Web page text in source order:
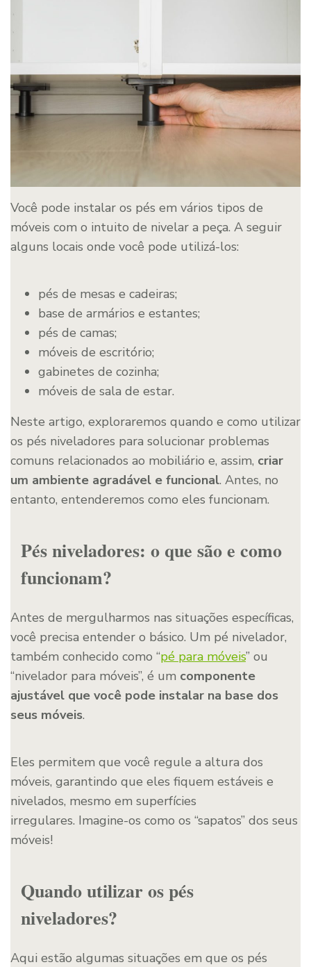
Você pode instalar os pés em vários tipos de
móveis com o intuito de nivelar a peça. A seguir
alguns locais onde você pode utilizá-los:
pés de mesas e cadeiras;
base de armários e estantes;
pés de camas;
móveis de escritório;
gabinetes de cozinha;
móveis de sala de estar.
Neste artigo, exploraremos quando e como utilizar
os pés niveladores para solucionar problemas
comuns relacionados ao mobiliário e, assim, criar
um ambiente agradável e funcional. Antes, no
entanto, entenderemos como eles funcionam.
Pés niveladores: o que são e como
funcionam?
Antes de mergulharmos nas situações específicas,
você precisa entender o básico. Um pé nivelador,
também conhecido como “pé para móveis” ou
“nivelador para móveis”, é um componente
ajustável que você pode instalar na base dos
seus móveis.
Eles permitem que você regule a altura dos
móveis, garantindo que eles fiquem estáveis e
nivelados, mesmo em superfícies
irregulares. Imagine-os como os “sapatos” dos seus
móveis!
Quando utilizar os pés
niveladores?
Aqui estão algumas situações em que os pés